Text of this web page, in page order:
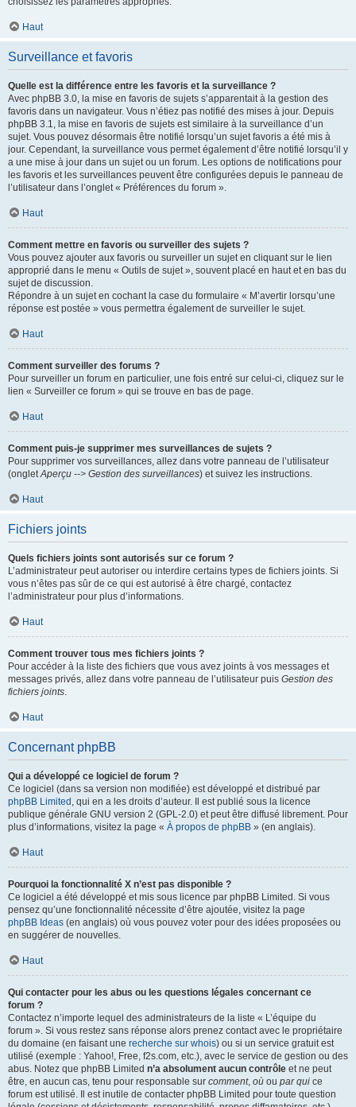
Haut
Surveillance et favoris
Quelle est la différence entre les favoris et la surveillance ?
Avec phpBB 3.0, la mise en favoris de sujets s’apparentait à la gestion des
favoris dans un navigateur. Vous n’étiez pas notifié des mises à jour. Depuis
phpBB 3.1, la mise en favoris de sujets est similaire à la surveillance d’un
sujet. Vous pouvez désormais être notifié lorsqu’un sujet favoris a été mis à
jour. Cependant, la surveillance vous permet également d’être notifié lorsqu’il y
a une mise à jour dans un sujet ou un forum. Les options de notifications pour
les favoris et les surveillances peuvent être configurées depuis le panneau de
l’utilisateur dans l’onglet « Préférences du forum ».
Haut
Comment mettre en favoris ou surveiller des sujets ?
Vous pouvez ajouter aux favoris ou surveiller un sujet en cliquant sur le lien
approprié dans le menu « Outils de sujet », souvent placé en haut et en bas du
sujet de discussion.
Répondre à un sujet en cochant la case du formulaire « M’avertir lorsqu’une
réponse est postée » vous permettra également de surveiller le sujet.
Haut
Comment surveiller des forums ?
Pour surveiller un forum en particulier, une fois entré sur celui-ci, cliquez sur le
lien « Surveiller ce forum » qui se trouve en bas de page.
Haut
Comment puis-je supprimer mes surveillances de sujets ?
Pour supprimer vos surveillances, allez dans votre panneau de l’utilisateur
(ongletAperçu --> Gestion des surveillances) et suivez les instructions.
Haut
Fichiers joints
Quels fichiers joints sont autorisés sur ce forum ?
L’administrateur peut autoriser ou interdire certains types de fichiers joints. Si
vous n’êtes pas sûr de ce qui est autorisé à être chargé, contactez
l’administrateur pour plus d’informations.
Haut
Comment trouver tous mes fichiers joints ?
Pour accéder à la liste des fichiers que vous avez joints à vos messages et
messages privés, allez dans votre panneau de l’utilisateur puis Gestion des
fichiers joints.
Haut
Concernant phpBB
Qui a développé ce logiciel de forum ?
Ce logiciel (dans sa version non modifiée) est développé et distribué par
phpBB Limited , qui en a les droits d’auteur. Il est publié sous la licence
publique générale GNU version 2 (GPL-2.0) et peut être diffusé librement. Pour
plus d’informations, visitez la page « À propos de phpBB » (en anglais).
Haut
Pourquoi la fonctionnalité X n’est pas disponible ?
Ce logiciel a été développé et mis sous licence par phpBB Limited. Si vous
pensez qu’une fonctionnalité nécessite d’être ajoutée, visitez la page
phpBB Ideas (en anglais) où vous pouvez voter pour des idées proposées ou
en suggérer de nouvelles.
Haut
Qui contacter pour les abus ou les questions légales concernant ce
forum ?
Contactez n’importe lequel des administrateurs de la liste « L’équipe du
forum ». Si vous restez sans réponse alors prenez contact avec le propriétaire
du domaine (en faisant une recherche sur whois) ou si un service gratuit est
utilisé (exemple : Yahoo!, Free, f2s.com, etc.), avec le service de gestion ou des
abus. Notez que phpBB Limited n’a absolument aucun contrôle et ne peut
être, en aucun cas, tenu pour responsable sur comment, où ou par qui ce
forum est utilisé. Il est inutile de contacter phpBB Limited pour toute question